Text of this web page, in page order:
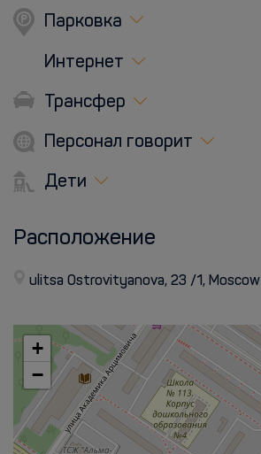
Парковка
Интернет
Трансфер
Персонал говорит
Дети
Расположение
ulitsa Ostrovityanova, 23 /1, Moscow
+
−